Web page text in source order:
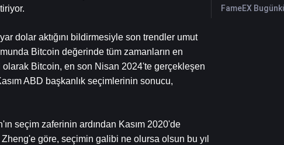
dolar aktığını bildirmesiyle son trendler umut
Bitcoin değerinde tüm zamanların en
olarak Bitcoin, en son Nisan 2024'te gerçekleşen
ABD başkanlık seçimlerinin sonucu,
seçim zaferinin ardından Kasım 2020'de
göre, seçimin galibi ne olursa olsun bu yıl